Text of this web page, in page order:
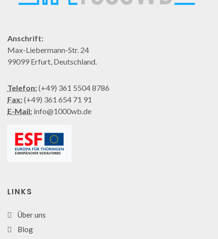
Anschrift:
Max-Liebermann-Str. 24
99099 Erfurt, Deutschland.
Telefon:(+49) 361 5504 8786
Fax:(+49) 361 654 71 91
E-Mail: info@1000wb.de
LINKS
Über uns
Blog